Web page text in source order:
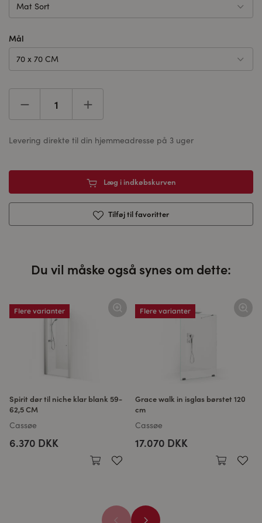
Mat Sort
Mål
70 x 70 CM
Levering direkte til din hjemmeadresse på 3 uger
Læg i indkøbskurven
Tilføj til favoritter
Du vil måske også synes om dette:
Flere varianter
Spirit dør til niche klar blank 59-
62,5 CM
Cassøe
6.370 DKK
Flere varianter
Grace walk in isglas børstet 120
cm
Cassøe
17.070 DKK